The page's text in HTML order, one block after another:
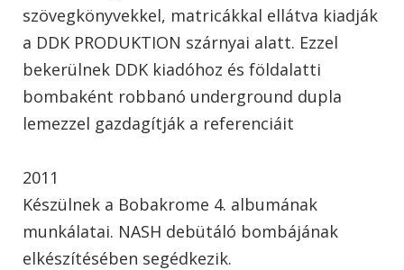
szövegkönyvekkel, matricákkal ellátva kiadják
a DDK PRODUKTION szárnyai alatt. Ezzel
bekerülnek DDK kiadóhoz és földalatti
bombaként robbanó underground dupla
lemezzel gazdagítják a referenciáit
2011
Készülnek a Bobakrome 4. albumának
munkálatai. NASH debütáló bombájának
elkészítésében segédkezik.